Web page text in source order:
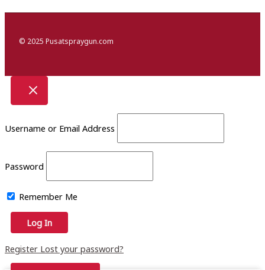
© 2025 Pusatspraygun.com
Username or Email Address
Password
Remember Me
Register Lost your password?